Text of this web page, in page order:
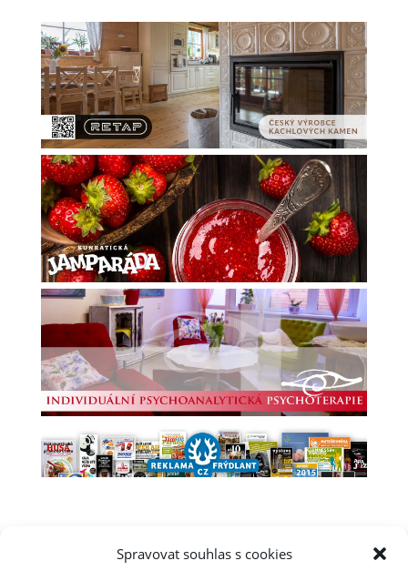
Spravovat souhlas s cookies